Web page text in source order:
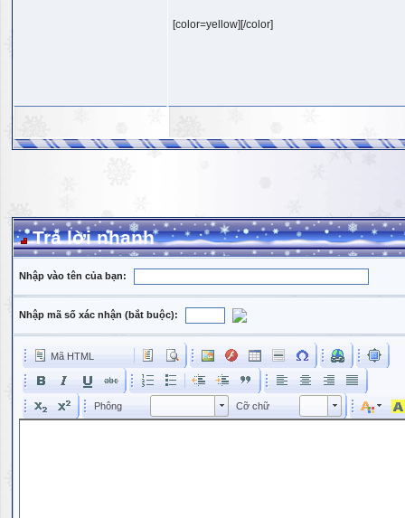
[color=yellow][/color]
Trả lời nhanh
Nhập vào tên của bạn:
Nhập mã số xác nhận (bắt buộc):
Mã HTML
Phông Phông Cỡ chữ Kích cỡ phông